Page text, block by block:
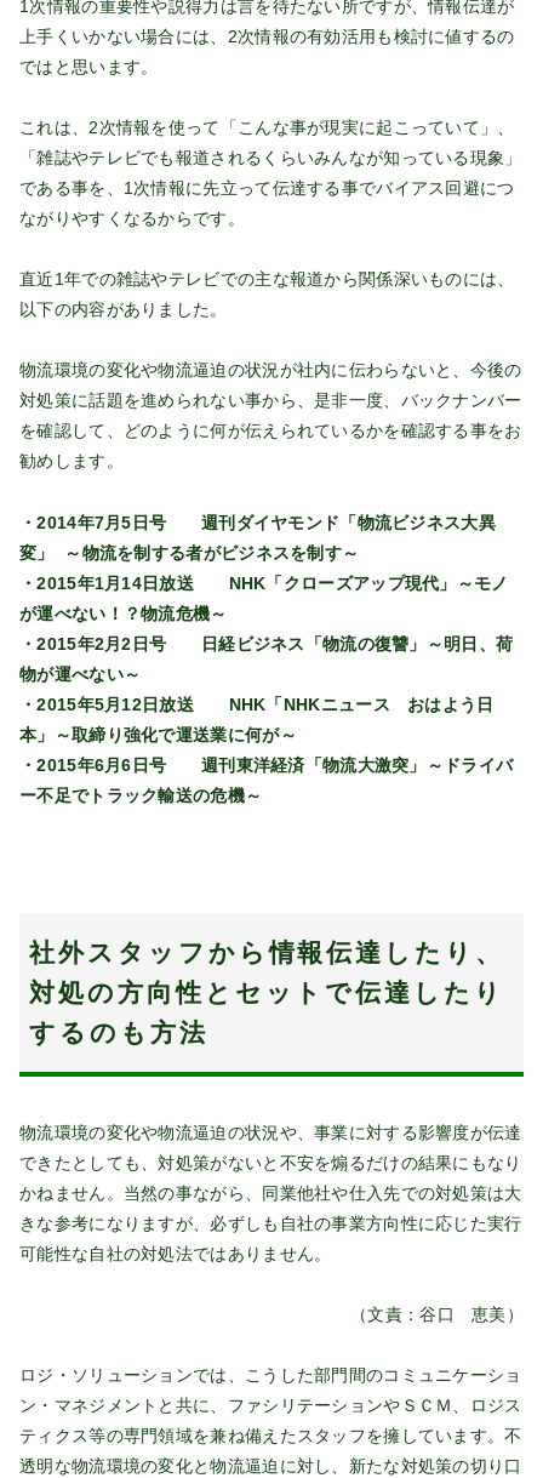
1次情報の重要性や説得力は言を待たない所ですが、情報伝達が
上手くいかない場合には、2次情報の有効活用も検討に値するの
ではと思います。
これは、2次情報を使って「こんな事が現実に起こっていて」、
「雑誌やテレビでも報道されるくらいみんなが知っている現象」
である事を、1次情報に先立って伝達する事でバイアス回避につ
ながりやすくなるからです。
直近1年での雑誌やテレビでの主な報道から関係深いものには、
以下の内容がありました。
物流環境の変化や物流逼迫の状況が社内に伝わらないと、今後の
対処策に話題を進められない事から、是非一度、バックナンバー
を確認して、どのように何が伝えられているかを確認する事をお
勧めします。
・2014年7月5日号 週刊ダイヤモンド「物流ビジネス大異
変」 ～物流を制する者がビジネスを制す～
・2015年1月14日放送 NHK「クローズアップ現代」～モノ
が運べない！？物流危機～
・2015年2月2日号 日経ビジネス「物流の復讐」～明日、荷
物が運べない～
・2015年5月12日放送 NHK「NHKニュース おはよう日
本」～取締り強化で運送業に何が～
・2015年6月6日号 週刊東洋経済「物流大激突」～ドライバ
ー不足でトラック輸送の危機～
社外スタッフから情報伝達したり、
対処の方向性とセットで伝達したり
するのも方法
物流環境の変化や物流逼迫の状況や、事業に対する影響度が伝達
できたとしても、対処策がないと不安を煽るだけの結果にもなり
かねません。当然の事ながら、同業他社や仕入先での対処策は大
きな参考になりますが、必ずしも自社の事業方向性に応じた実行
可能性な自社の対処法ではありません。
（文責：谷口 恵美）
ロジ・ソリューションでは、こうした部門間のコミュニケーショ
ン・マネジメントと共に、ファシリテーションやＳＣＭ、ロジス
ティクス等の専門領域を兼ね備えたスタッフを擁しています。不
透明な物流環境の変化と物流逼迫に対し、新たな対処策の切り口